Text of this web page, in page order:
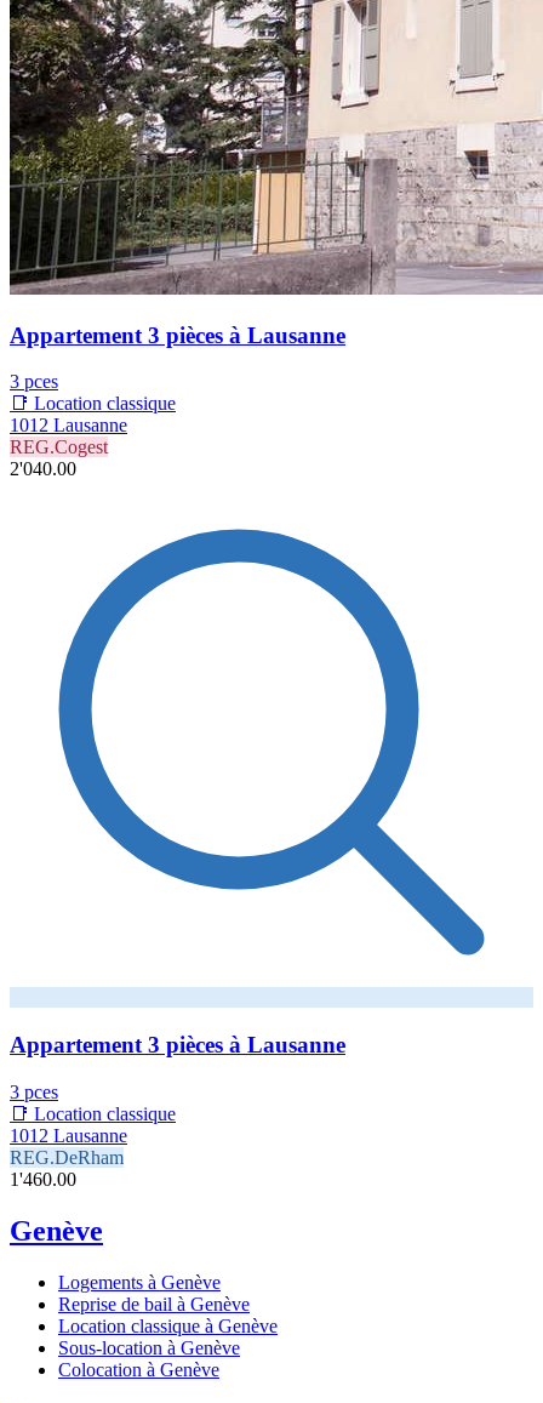
Appartement 3 pièces à Lausanne
3 pces
📑 Location classique
1012 Lausanne
REG.Cogest
2'040.00
Appartement 3 pièces à Lausanne
3 pces
📑 Location classique
1012 Lausanne
REG.DeRham
1'460.00
Genève
Logements à Genève
Reprise de bail à Genève
Location classique à Genève
Sous-location à Genève
Colocation à Genève